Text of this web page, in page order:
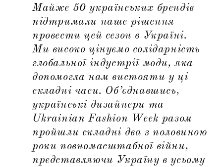
Майже 50 українських брендів
підтримали наше рішення
провести цей сезон в Україні.
Ми високо цінуємо солідарність
глобальної індустрії моди, яка
допомогла нам вистояти у ці
складні часи. Об’єднавшись,
українські дизайнери та
Ukrainian Fashion Week разом
пройшли складні два з половиною
роки повномасштабної війни,
представляючи Україну в усьому